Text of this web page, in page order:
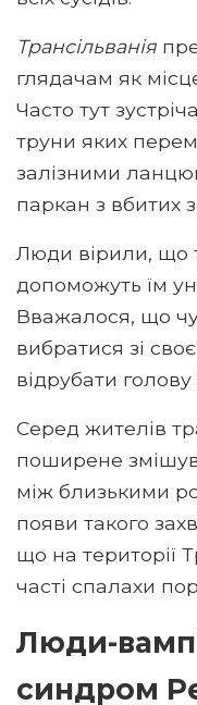
Трансільванія
глядачам як
Часто тут
труни яких
залізними
паркан з вбитих
Люди вірили, що
допоможуть їм
Вважалося, що
вибратися зі
відрубати
Серед жителів
поширене
між близькими
появи такого
що на території
часті спалахи
Люди-
синдром